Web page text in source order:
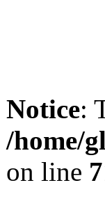
Notice:
/home/
on line